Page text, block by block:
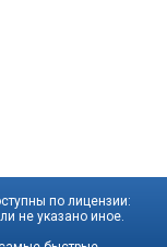
по лицензии:
не указано иное.